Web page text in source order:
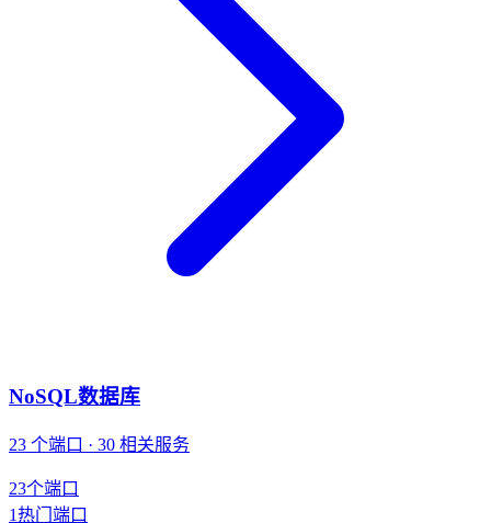
NoSQL数据库
23 个端口 · 30 相关服务
23个端口
1热门端口